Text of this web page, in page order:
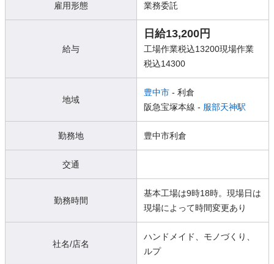
雇用形態 業務委託
給与
日給13,200円
工場作業税込13200現場作業
税込14300
地域
豊中市 - 利倉
阪急宝塚本線 - 服部天神駅
勤務地 豊中市利倉
交通
勤務時間
基本工場は9時18時。現場日は
現場によって時間変更あり
社名/店名
ハンドメイド、モノづくり、
ルプ